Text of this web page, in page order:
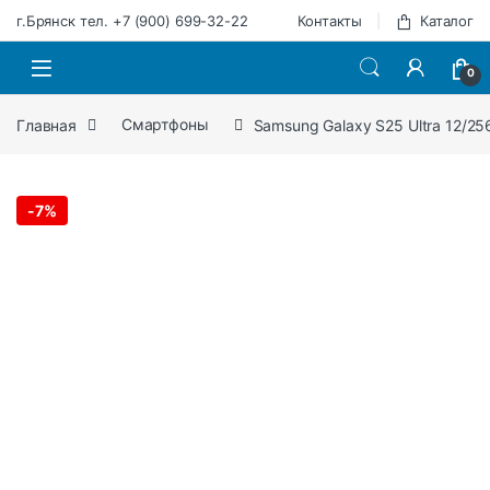
Перейти к навигации
Перейти к содержимому
г.Брянск тел. +7 (900) 699-32-22 Контакты Каталог
0
Главная Смартфоны Samsung Galaxy S25 Ultra 12/
-7%